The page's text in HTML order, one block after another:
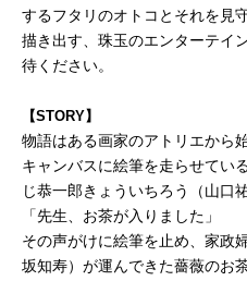
するフタリのオトコとそれを見
描き出す、珠玉のエンターテイ
待ください。
【STORY】
物語はある画家のアトリエか
キャンバスに絵筆を走らせてい
じ恭一郎きょういちろう（山口
「先生、お茶が入りました」
その声がけに絵筆を止め、家政
坂知寿）が運んできた薔薇のお